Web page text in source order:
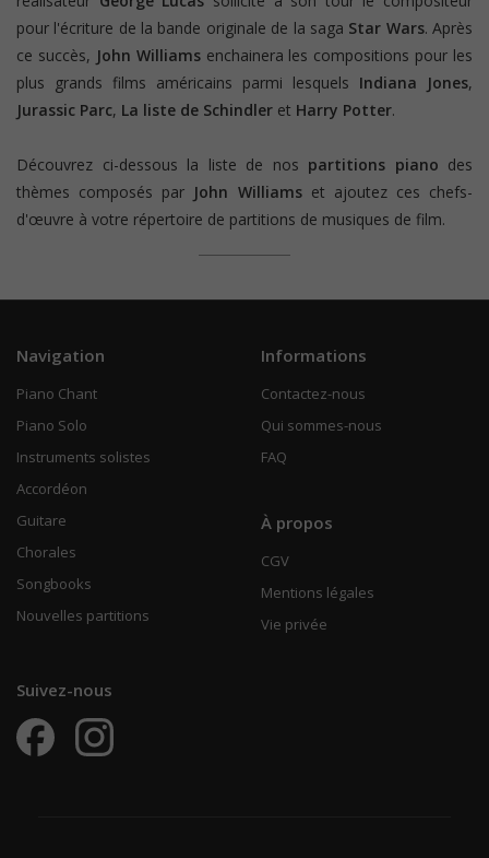
pour l'écriture de la bande originale de la saga Star Wars. Après
ce succès, John Williamsenchainera les compositions pour les
plus grands films américains parmi lesquels Indiana Jones,
Jurassic Parc, La liste de Schindler et Harry Potter.
Découvrez ci-dessous la liste de nos partitions piano des
thèmes composés par John Williamset ajoutez ces chefs-
d'œuvre à votre répertoire de partitions de musiques de film.
Navigation
Piano Chant
Piano Solo
Instruments solistes
Accordéon
Guitare
Chorales
Songbooks
Nouvelles partitions
Informations
Contactez-nous
Qui sommes-nous
FAQ
À propos
CGV
Mentions légales
Vie privée
Suivez-nous